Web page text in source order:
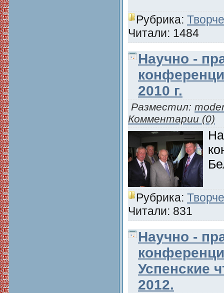
Рубрика:
Читали: 1484
Научно -
2010 г.
Разместил:
Комментарии (0)
Рубрика:
Читали: 831
Научно -
Успенские
2012.